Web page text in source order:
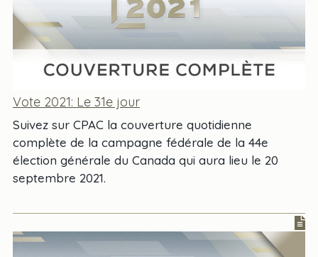
Vote 2021: Le 31e jour
Suivez sur CPAC la couverture quotidienne
complète de la campagne fédérale de la 44e
élection générale du Canada qui aura lieu le 20
septembre 2021.